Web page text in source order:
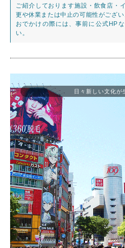
ご紹介しております施設・飲食店・
更や休業または中止の可能性がござい
おでかけの際には、事前に公式HP
い。
日々新しい文化が